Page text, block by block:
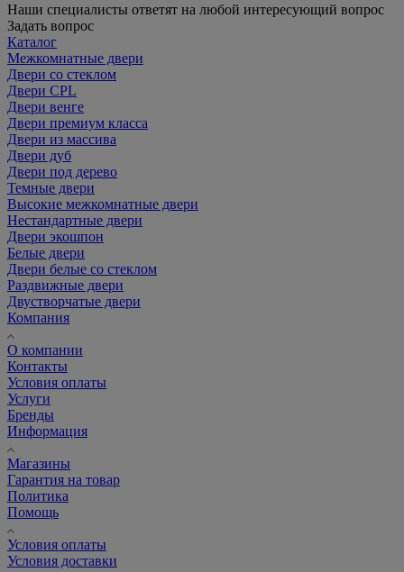
Наши специалисты ответят на любой интересующий вопрос
Задать вопрос
Каталог
Межкомнатные двери
Двери со стеклом
Двери CPL
Двери венге
Двери премиум класса
Двери из массива
Двери дуб
Двери под дерево
Темные двери
Высокие межкомнатные двери
Нестандартные двери
Двери экошпон
Белые двери
Двери белые со стеклом
Раздвижные двери
Двустворчатые двери
Компания
О компании
Контакты
Условия оплаты
Услуги
Бренды
Информация
Магазины
Гарантия на товар
Политика
Помощь
Условия оплаты
Условия доставки